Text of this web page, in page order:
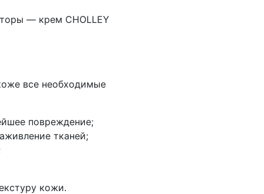
— крем CHOLLEY
все необходимые
повреждение;
тканей;
кожи.